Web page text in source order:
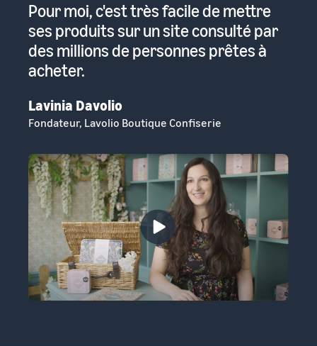
Pour moi, c'est très facile de mettre
ses produits sur un site consulté par
des millions de personnes prêtes à
acheter.
Lavinia Davolio
Fondateur, Lavolio Boutique Confiserie